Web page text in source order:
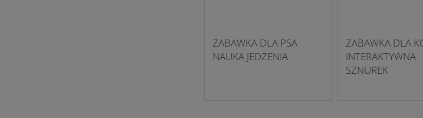
ZABAWKA DLA PSA
NAUKA JEDZENIA
ZABAWKA DLA
INTERAKTYWNA
SZNUREK